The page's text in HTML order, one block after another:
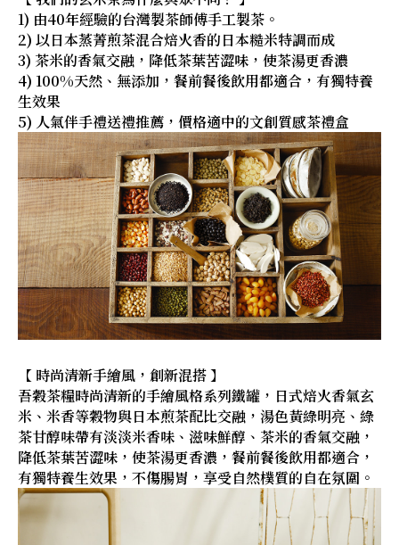
1) 由40年經驗的台灣製茶師傅手工製茶。
2) 以日本蒸菁煎茶混合焙火香的日本糙米特調而成
3) 茶米的香氣交融，降低茶葉苦澀味，使茶湯更香濃
4) 100%天然、無添加，餐前餐後飲用都適合，有獨特養
生效果
5) 人氣伴手禮送禮推薦，價格適中的文創質感茶禮盒
【 時尚清新手繪風，創新混搭 】
吾穀茶糧時尚清新的手繪風格系列鐵罐，日式焙火香氣玄
米、米香等穀物與日本煎茶配比交融，湯色黃綠明亮、綠
茶甘醇味帶有淡淡米香味、滋味鮮醇、茶米的香氣交融，
降低茶葉苦澀味，使茶湯更香濃，餐前餐後飲用都適合，
有獨特養生效果，不傷腸胃，享受自然樸質的自在氛圍。